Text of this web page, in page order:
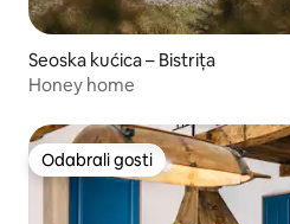
Seoska kućica – Bistrița
Honey home
Odabrali gosti
Odabrali gosti